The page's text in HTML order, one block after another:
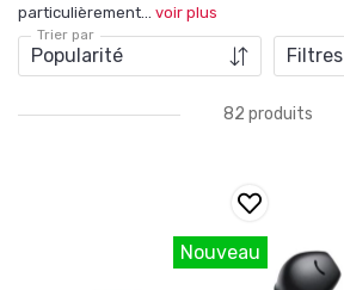
particulièrement... voir plus
Trier par
Filtres
82 produits
Nouveau